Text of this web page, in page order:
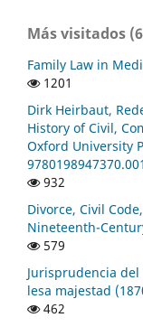
Más visitados
Family Law in
1201
Dirk Heirbaut,
History of Civil,
Oxford University
932
Divorce, Civil
Nineteenth-
579
Jurisprudencia
lesa majestad
462